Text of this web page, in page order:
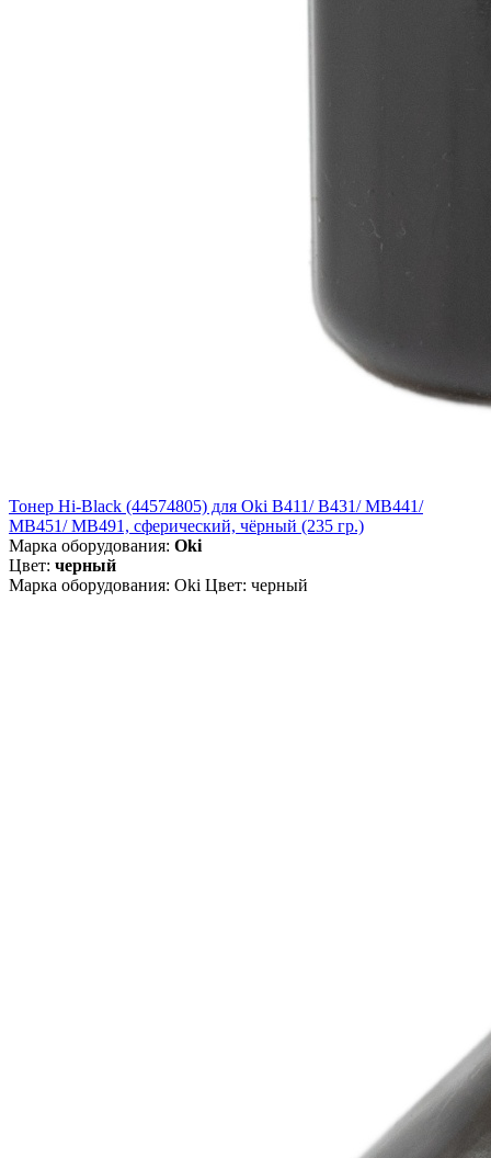
Тонер Hi-Black (44574805) для Oki B411/ B431/ MB441/
MB451/ MB491, сферический, чёрный (235 гр.)
Марка оборудования: Oki
Цвет: черный
Марка оборудования: Oki Цвет: черный